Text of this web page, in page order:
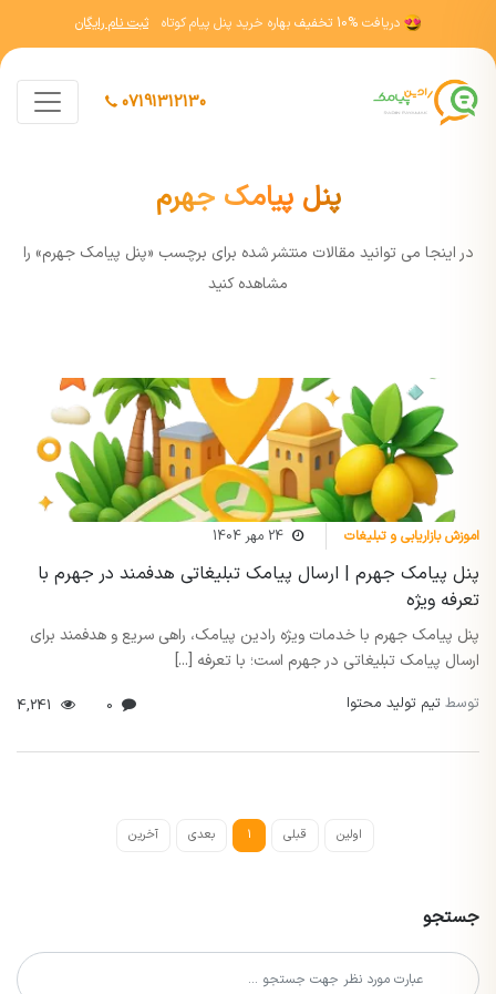
دریافت 10% تخفیف بهاره خرید پنل پیام کوتاه ثبت نام رایگان
07191312130
پنل پیامک جهرم
در اينجا مي توانيد مقالات منتشر شده برای برچسب «پنل پیامک جهرم» را
مشاهده کنيد
اموزش بازاریابی و تبلیغات 24 مهر 1404
پنل پیامک جهرم | ارسال پیامک تبلیغاتی هدفمند در جهرم با
تعرفه ویژه
پنل پیامک جهرم با خدمات ویژه رادین پیامک، راهی سریع و هدفمند برای
ارسال پیامک تبلیغاتی در جهرم است؛ با تعرفه [...]
توسط تیم تولید محتوا
اولین قبلی 1 بعدی آخرین
جستجو